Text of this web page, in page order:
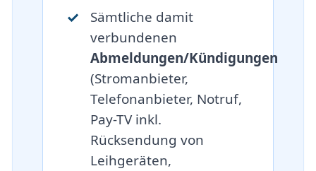
Sämtliche damit
verbundenen
Abmeldungen/Kündigungen
(Stromanbieter,
Telefonanbieter, Notruf,
Pay-TV inkl.
Rücksendung von
Leihgeräten,